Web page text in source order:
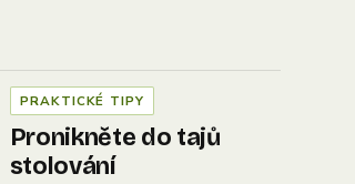
Pronikněte do tajů
stolování
PRAKTICKÉ TIPY